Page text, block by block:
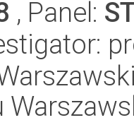
, Panel: